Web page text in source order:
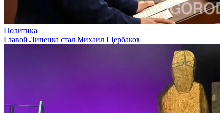
Политика
Главой Липецка стал Михаил Щербаков